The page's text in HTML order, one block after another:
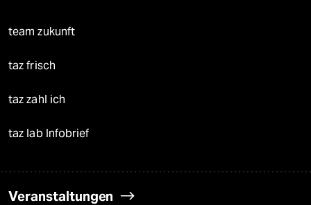
team zukunft
taz frisch
taz zahl ich
taz lab Infobrief
Veranstaltungen